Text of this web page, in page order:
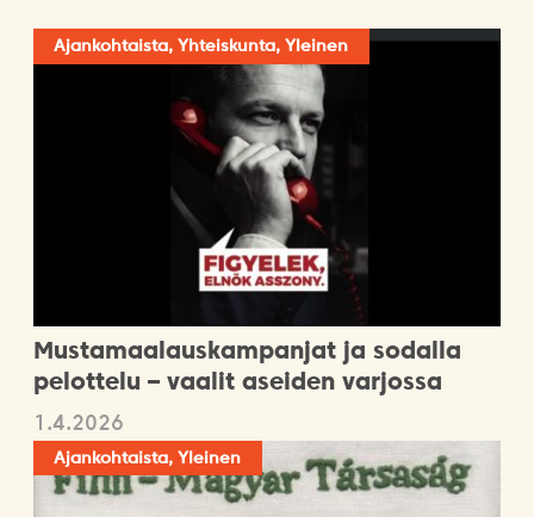
Ajankohtaista, Yhteiskunta, Yleinen
Mustamaalauskampanjat ja sodalla
pelottelu – vaalit aseiden varjossa
1.4.2026
Ajankohtaista, Yleinen